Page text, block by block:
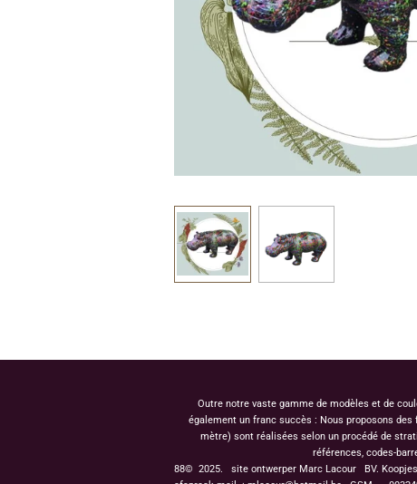
Outre notre vaste gamme de modèles et de
également un franc succès : Nous proposons
mètre) sont réalisées selon un procédé de
références, codes-
88© 2025. site ontwerper Marc Lacour BV.